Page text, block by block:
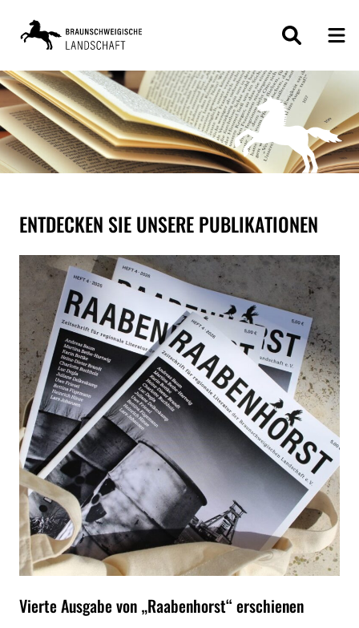
ZUM
INHALT
ENTDECKEN SIE UNSERE PUBLIKATIONEN
Vierte Ausgabe von „Raabenhorst“ erschienen